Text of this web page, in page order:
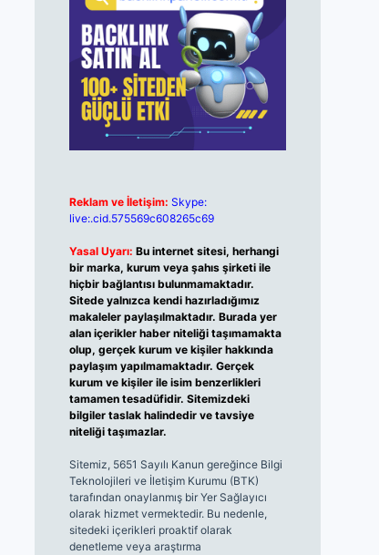
Reklam ve İletişim: Skype:
live:.cid.575569c608265c69
Yasal Uyarı: Bu internet sitesi, herhangi
bir marka, kurum veya şahıs şirketi ile
hiçbir bağlantısı bulunmamaktadır.
Sitede yalnızca kendi hazırladığımız
makaleler paylaşılmaktadır. Burada yer
alan içerikler haber niteliği taşımamakta
olup, gerçek kurum ve kişiler hakkında
paylaşım yapılmamaktadır. Gerçek
kurum ve kişiler ile isim benzerlikleri
tamamen tesadüfidir. Sitemizdeki
bilgiler taslak halindedir ve tavsiye
niteliği taşımazlar.
Sitemiz, 5651 Sayılı Kanun gereğince Bilgi
Teknolojileri ve İletişim Kurumu (BTK)
tarafından onaylanmış bir Yer Sağlayıcı
olarak hizmet vermektedir. Bu nedenle,
sitedeki içerikleri proaktif olarak
denetleme veya araştırma